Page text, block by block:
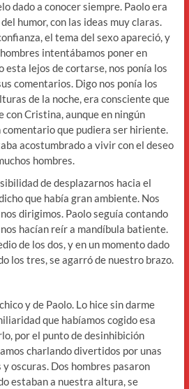
dado a conocer siempre. Paolo era
humor, con las ideas muy claras.
el tema del sexo apareció, y
intentábamos poner en
esta lejos de cortarse, nos ponía los
comentarios. Digo nos ponía los
de la noche, era consciente que
con Cristina, aunque en ningún
comentario que pudiera ser hiriente.
acostumbrado a vivir con el deseo
hombres.
de desplazarnos hacia el
que había gran ambiente. Nos
dirigimos. Paolo seguía contando
hacían reír a mandíbula batiente.
de los dos, y en un momento dado
los tres, se agarró de nuestro brazo.
y de Paolo. Lo hice sin darme
que habíamos cogido esa
por el punto de desinhibición
charlando divertidos por unas
oscuras. Dos hombres pasaron
estaban a nuestra altura, se